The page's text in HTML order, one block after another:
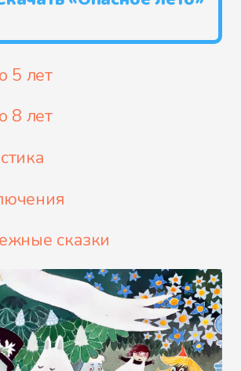
5 лет
8 лет
сказки